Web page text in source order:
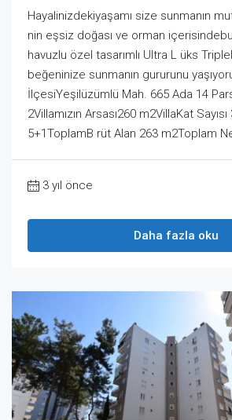
Hayalinizdekiyaşamı size sunmanın
nin eşsiz doğası ve orman
havuzlu özel tasarımlı Ultra L üks
beğeninize sunmanın gururunu
İlçesiYeşilüzümlü Mah. 665 Ada 14
2Villamızın Arsası260 m2VillaKat Sayısı
5+1ToplamB rüt Alan 263 m2Toplam
3 yıl önce
Daha fazla oku